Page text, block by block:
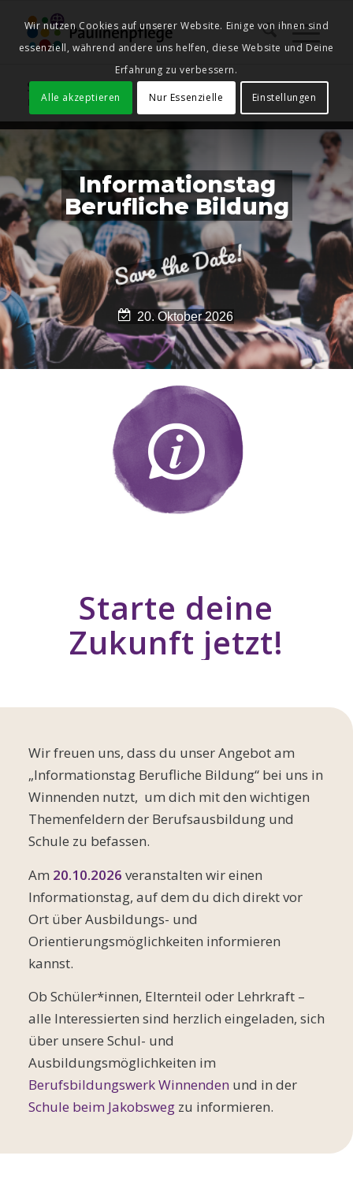
Startseite
Du bist hier: Startseite
Informationstag
Berufliche Bildung
SavetheDate!
20. Oktober 2026
Starte deine
Zukunft jetzt!
Wir freuen uns, dass du unser Angebot am
„Informationstag Berufliche Bildung“ bei uns in
Winnenden nutzt, um dich mit den wichtigen
Themenfeldern der Berufsausbildung und
Schule zu befassen.
Am 20.10.2026 veranstalten wir einen
Informationstag, auf dem du dich direkt vor
Ort über Ausbildungs- und
Orientierungsmöglichkeiten informieren
kannst.
Ob Schüler*innen, Elternteil oder Lehrkraft –
alle Interessierten sind herzlich eingeladen, sich
über unsere Schul- und
Ausbildungsmöglichkeiten im
Berufsbildungswerk Winnenden und in der
Schule beim Jakobswegzu informieren.
Wir nutzen Cookies auf unserer Website. Einige von ihnen sind
essenziell, während andere uns helfen, diese Website und Deine
Erfahrung zu verbessern.
Alle akzeptieren Nur Essenzielle Einstellungen